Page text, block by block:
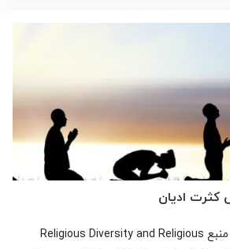
کثرت ادیان
عنوان نویسنده مترجم منبع Religious Diversity and Religious